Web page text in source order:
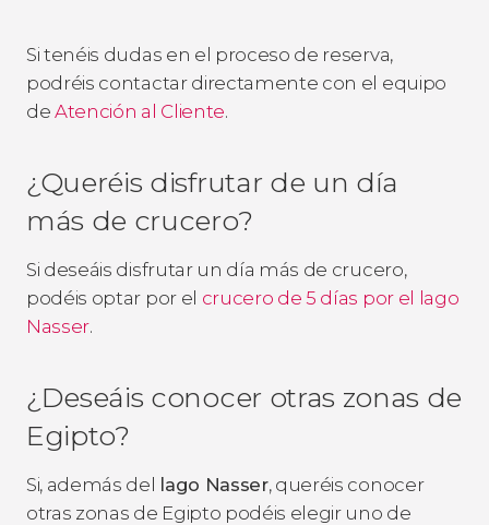
Si tenéis dudas en el proceso de reserva,
podréis contactar directamente con el equipo
deAtención al Cliente.
¿Queréis disfrutar de un día
más de crucero?
Si deseáis disfrutar un día más de crucero,
podéis optar por el crucero de 5 días por el lago
Nasser.
¿Deseáis conocer otras zonas de
Egipto?
Si, además del lago Nasser, queréis conocer
otras zonas de Egipto podéis elegir uno de